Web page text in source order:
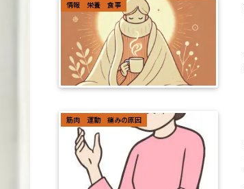
情報 栄養 食事
筋肉 運動 痛みの原因